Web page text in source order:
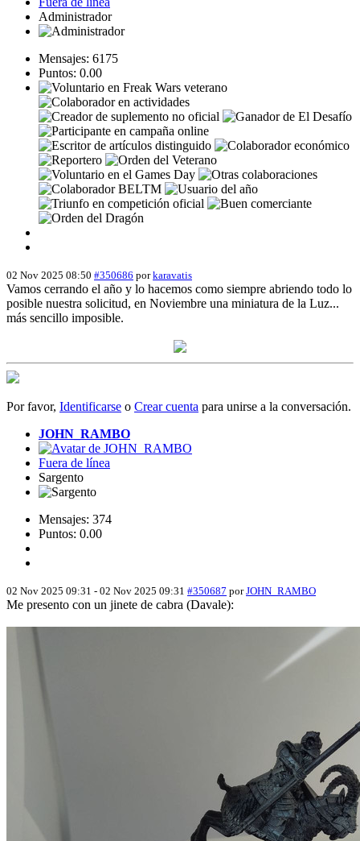
Administrador
Mensajes: 6175
Puntos: 0.00
02 Nov 2025 08:50 #350686 porkaravatis
Vamos cerrando el año y lo hacemos como siempre abriendo todo lo
posible nuestra solicitud, en Noviembre una miniatura de la Luz...
más sencillo imposible.
Por favor, Identificarse o Crear cuenta para unirse a la conversación.
JOHN_RAMBO
Fuera de línea
Sargento
Mensajes: 374
Puntos: 0.00
02 Nov 2025 09:31 - 02 Nov 2025 09:31 #350687 porJOHN_RAMBO
Me presento con un jinete de cabra (Davale):